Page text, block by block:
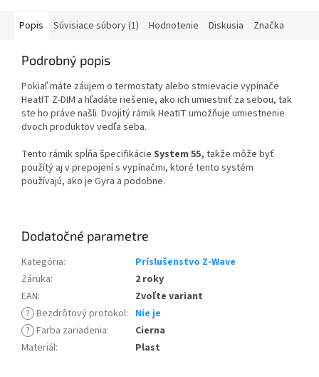
Popis Súvisiace súbory (1) Hodnotenie Diskusia Značka
Podrobný popis
Pokiaľ máte záujem o termostaty alebo stmievacie vypínače
HeatIT Z-DIM a hľadáte riešenie, ako ich umiestniť za sebou, tak
ste ho práve našli. Dvojitý rámik HeatIT umožňuje umiestnenie
dvoch produktov vedľa seba.
Tento rámik spĺňa špecifikácie System 55, takže môže byť
použítý aj v prepojení s vypínačmi, ktoré tento systém
používajú, ako je Gyra a podobne.
Dodatočné parametre
Kategória:
Príslušenstvo Z-Wave
Záruka:
2 roky
EAN:
Zvoľte variant
? Bezdrôtový protokol: Nie je
? Farba zariadenia:
Cierna
Materiál: Plast